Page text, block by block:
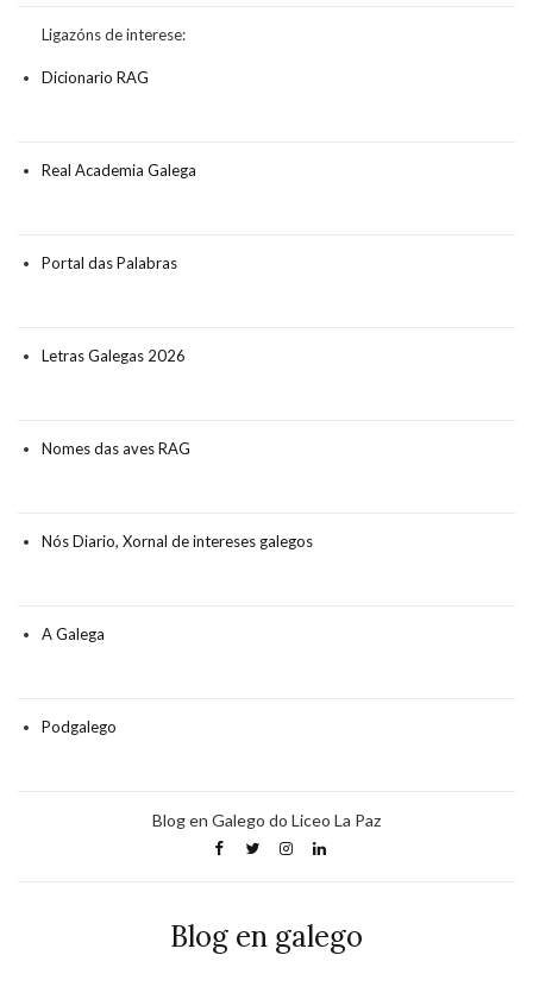
Ligazóns de interese:
Dicionario RAG
Real Academia Galega
Portal das Palabras
Letras Galegas 2026
Nomes das aves RAG
Nós Diario, Xornal de intereses galegos
A Galega
Podgalego
Blog en Galego do Liceo La Paz
Blog en galego